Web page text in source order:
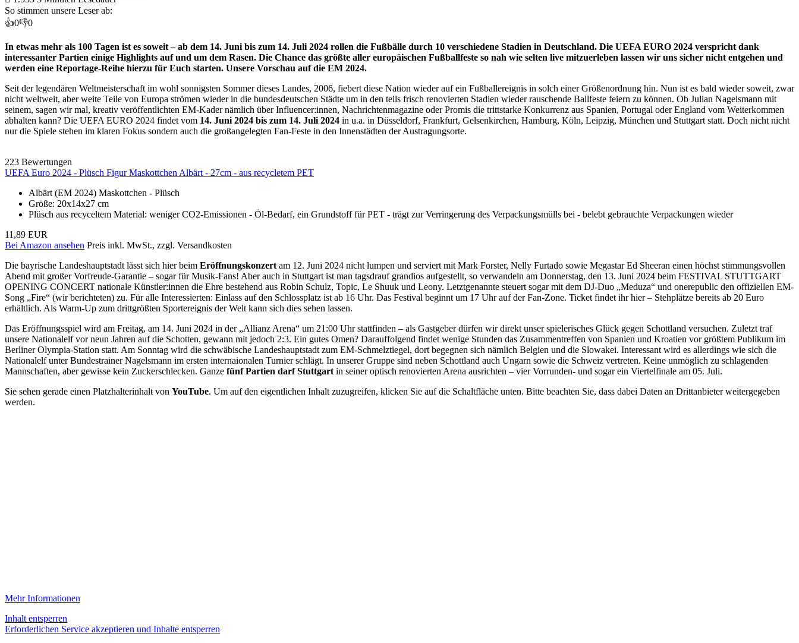
So stimmen unsere Leser ab:
👍0👎0
In etwas mehr als 100 Tagen ist es soweit – ab dem 14. Juni bis zum 14. Juli 2024 rollen die Fußbälle durch 10 verschiedene Stadien in Deutschland. Die UEFA EURO 2024 verspricht dank
interessanter Partien einige Highlights auf und um dem Rasen. Die Chance das größte aller europäischen Fußballfeste so nah wie selten live mitzuerleben lassen wir uns sicher nicht entgehen und
werden eine Reportage-Reihe hierzu für Euch starten. Unsere Vorschau auf die EM 2024.
Seit der legendären Weltmeisterschaft im wohl sonnigsten Sommer dieses Landes, 2006, fiebert diese Nation wieder auf ein Fußballereignis in solch einer Größenordnung hin. Nun ist es bald wieder soweit, zwar
nicht weltweit, aber weite Teile von Europa strömen wieder in die bundesdeutschen Städte um in den teils frisch renovierten Stadien wieder rauschende Ballfeste feiern zu können. Ob Julian Nagelsmann mit
seinem, sagen wir mal, kreativ veröffentlichten EM-Kader nämlich über Influencer:innen, Nachrichtenmagazine oder Promis die trittstarke Konkurrenz aus Spanien, Portugal oder England vom Weiterkommen
abhalten kann? Die UEFA EURO 2024 findet vom 14. Juni 2024 bis zum 14. Juli 2024 in u.a. in Düsseldorf, Frankfurt, Gelsenkirchen, Hamburg, Köln, Leipzig, München und Stuttgart statt. Doch nicht nicht
nur die Spiele stehen im klaren Fokus sondern auch die großangelegten Fan-Feste in den Innenstädten der Austragungsorte.
223 Bewertungen
UEFA Euro 2024 - Plüsch Figur Maskottchen Albärt - 27cm - aus recycletem PET
Albärt (EM 2024) Maskottchen - Plüsch
Größe: 20x14x27 cm
Plüsch aus recyceltem Material: weniger CO2-Emissionen - Öl-Bedarf, ein Grundstoff für PET - trägt zur Verringerung des Verpackungsmülls bei - belebt gebrauchte Verpackungen wieder
11,89 EUR
Bei Amazon ansehen Preis inkl. MwSt., zzgl. Versandkosten
Die bayrische Landeshauptstadt lässt sich hier beim Eröffnungskonzert am 12. Juni 2024 nicht lumpen und serviert mit Mark Forster, Nelly Furtado sowie Megastar Ed Sheeran einen höchst stimmungsvollen
Abend mit großer Vorfreude-Garantie – sogar für Musik-Fans! Aber auch in Stuttgart ist man tagsdrauf grandios aufgestellt, so verwandeln am Donnerstag, den 13. Juni 2024 beim FESTIVAL STUTTGART
OPENING CONCERT nationale Künstler:innen die Ehre bestehend aus Robin Schulz, Topic, Le Shuuk und Leony. Letztgenannte steuert sogar mit dem DJ-Duo „Meduza“ und onerepublic den offiziellen EM-
Song „Fire“ (wir berichteten) zu. Für alle Interessierten: Einlass auf den Schlossplatz ist ab 16 Uhr. Das Festival beginnt um 17 Uhr auf der Fan-Zone. Ticket findet ihr hier – Stehplätze bereits ab 20 Euro
erhältlich. Als Warm-Up zum drittgrößten Sportereignis der Welt kann sich dies sehen lassen.
Das Eröffnungsspiel wird am Freitag, am 14. Juni 2024 in der „Allianz Arena“ um 21:00 Uhr stattfinden – als Gastgeber dürfen wir direkt unser spielerisches Glück gegen Schottland versuchen. Zuletzt traf
unsere Nationalelf vor neun Jahren auf die Schotten, gewann mit jedoch 2:3. Ein gutes Omen? Darauffolgend findet wenige Stunden das Zusammentreffen von Spanien und Kroatien vor größtem Publikum im
Berliner Olympia-Station statt. Am Sonntag wird die schwäbische Landeshauptstadt zum EM-Schmelztiegel, dort begegnen sich nämlich Belgien und die Slowakei. Interessant wird es allerdings wie sich die
Nationalelf unter Bundestrainer Nagelsmann im ersten internaionalen Turnier schlägt. In unserer Gruppe sind neben Schottland auch Ungarn sowie die Schweiz vertreten. Keine unmöglich zu schlagenden
Mannschaften, aber gewisse kein Zuckerschlecken. Ganze fünf Partien darf Stuttgart in seiner optisch renovierten Arena ausrichten – vier Vorrunden- und sogar ein Viertelfinale am 05. Juli.
Sie sehen gerade einen Platzhalterinhalt von YouTube. Um auf den eigentlichen Inhalt zuzugreifen, klicken Sie auf die Schaltfläche unten. Bitte beachten Sie, dass dabei Daten an Drittanbieter weitergegeben
werden.
Mehr Informationen
Inhalt entsperren
Erforderlichen Service akzeptieren und Inhalte entsperren